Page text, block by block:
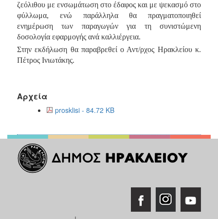
ΤΟΠΟΣ
ΑΝΘΕΚΤΙΚΗ
ζεόλιθου με ενσωμάτωση στο έδαφος και με ψεκασμό στο
φύλλωμα, ενώ παράλληλα θα πραγματοποιηθεί
ενημέρωση των παραγωγών για τη συνιστώμενη
δοσολογία εφαρμογής ανά καλλιέργεια.
Στην εκδήλωση θα παραβρεθεί ο Αντ/ρχος Ηρακλείου κ.
Πέτρος Ινιωτάκης.
Αρχεία
prosklisi - 84.72 KB